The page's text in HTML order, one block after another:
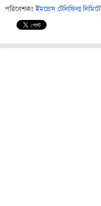
পরিবেশকঃ ইমপ্রেস টেলিফিল্ম